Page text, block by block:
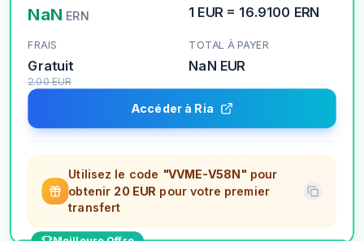
NaN ERN 1 EUR= 16.9100 ERN
FRAIS
Gratuit
2.00 EUR
TOTAL À PAYER
NaN EUR
Accéder à Ria
Utilisez le code "VVME-V58N" pour
obtenir 20 EUR pour votre premier
transfert